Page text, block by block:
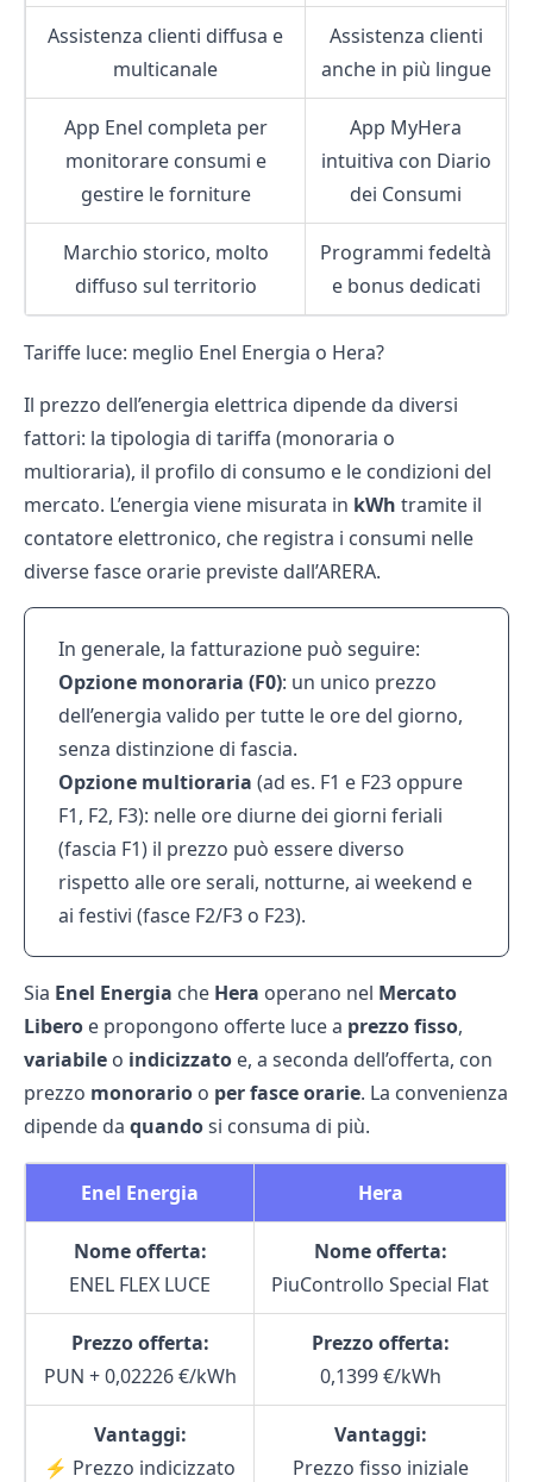
Assistenza clienti diffusa e
multicanale
Assistenza clienti
anche in più lingue
App Enel completa per
monitorare consumi e
gestire le forniture
App MyHera
intuitiva con Diario
dei Consumi
Marchio storico, molto
diffuso sul territorio
Programmi fedeltà
e bonus dedicati
Tariffe luce: meglio Enel Energia o Hera?
Il prezzo dell’energia elettrica dipende da diversi
fattori: la tipologia di tariffa (monoraria o
multioraria), il profilo di consumo e le condizioni del
mercato. L’energia viene misurata in kWh tramite il
contatore elettronico, che registra i consumi nelle
diverse fasce orarie previste dall’ARERA.
In generale, la fatturazione può seguire:
Opzione monoraria (F0): un unico prezzo
dell’energia valido per tutte le ore del giorno,
senza distinzione di fascia.
Opzione multioraria (ad es. F1 e F23 oppure
F1, F2, F3): nelle ore diurne dei giorni feriali
(fascia F1) il prezzo può essere diverso
rispetto alle ore serali, notturne, ai weekend e
ai festivi (fasce F2/F3 o F23).
Sia Enel Energia che Hera operano nel Mercato
Libero e propongono offerte luce a prezzo fisso,
variabile o indicizzato e, a seconda dell’offerta, con
prezzo monorario o per fasce orarie. La convenienza
dipende da quandosi consuma di più.
Enel Energia Hera
Nome offerta:
ENEL FLEX LUCE
Nome offerta:
PiuControllo Special Flat
Prezzo offerta:
PUN + 0,02226 €/kWh
Prezzo offerta:
0,1399 €/kWh
Vantaggi:
⚡ Prezzo indicizzato
Vantaggi:
Prezzo fisso iniziale